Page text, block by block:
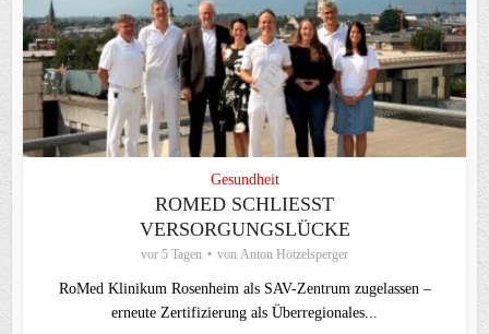
Gesundheit
ROMED SCHLIESST V
ERSORGUNGSLÜCKE
vor 5 Tagen von Anton Hötzelsperger
RoMed Klinikum Rosenheim als SAV-Zentrum zugelassen –
erneute Zertifizierung als Überregionales...